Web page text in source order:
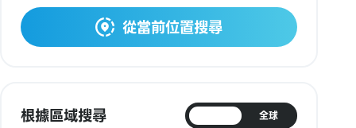
從當前位置搜尋
根據區域搜尋 全球